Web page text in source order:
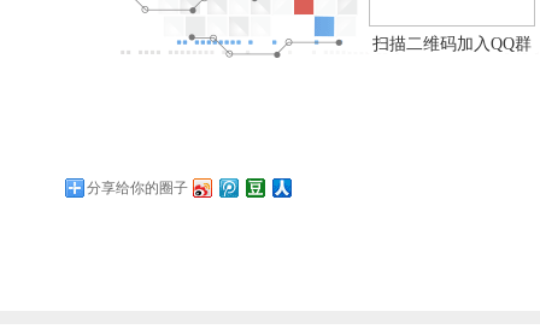
扫描二维码加入QQ群
分享给你的圈子